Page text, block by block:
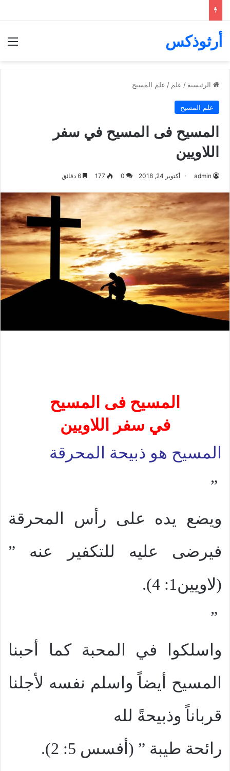
أرثوذكس
الرئيسية / علم / علم المسيح
علم المسيح
المسيح فى المسيح في سفر
اللاويين
admin أكتوبر 24, 2018 0
177
المسيح فى المسيح
في سفر اللاويين
المسيح هو ذبيحة المحرقة
”
ويضع يده على رأس المحرقة
فيرضى عليه للتكفير عنه ”
(لاويين1: 4).
”
واسلكوا في المحبة كما أحبنا
المسيح أيضاً واسلم نفسه لأجلنا
قرباناً وذبيحةً لله
رائحة طيبة ” (أفسس 5: 2).